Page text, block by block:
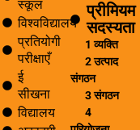
स्कूल
विश्वविद्यालय
प्रतियोगी
परीक्षाएँ
ई
सीखना
विद्यालय
प्रीमियम
सदस्यता
1 व्यक्ति
2 उत्पाद
संगठन
3 संगठन
4